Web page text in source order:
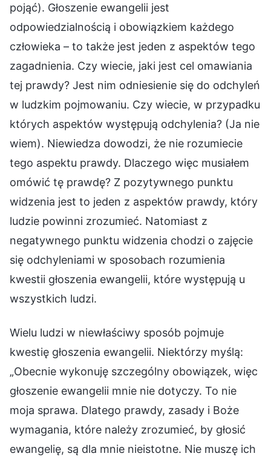
pojąć). Głoszenie ewangelii jest
odpowiedzialnością i obowiązkiem każdego
człowieka – to także jest jeden z aspektów tego
zagadnienia. Czy wiecie, jaki jest cel omawiania
tej prawdy? Jest nim odniesienie się do odchyleń
w ludzkim pojmowaniu. Czy wiecie, w przypadku
których aspektów występują odchylenia? (Ja nie
wiem). Niewiedza dowodzi, że nie rozumiecie
tego aspektu prawdy. Dlaczego więc musiałem
omówić tę prawdę? Z pozytywnego punktu
widzenia jest to jeden z aspektów prawdy, który
ludzie powinni zrozumieć. Natomiast z
negatywnego punktu widzenia chodzi o zajęcie
się odchyleniami w sposobach rozumienia
kwestii głoszenia ewangelii, które występują u
wszystkich ludzi.
Wielu ludzi w niewłaściwy sposób pojmuje
kwestię głoszenia ewangelii. Niektórzy myślą:
„Obecnie wykonuję szczególny obowiązek, więc
głoszenie ewangelii mnie nie dotyczy. To nie
moja sprawa. Dlatego prawdy, zasady i Boże
wymagania, które należy zrozumieć, by głosić
ewangelię, są dla mnie nieistotne. Nie muszę ich